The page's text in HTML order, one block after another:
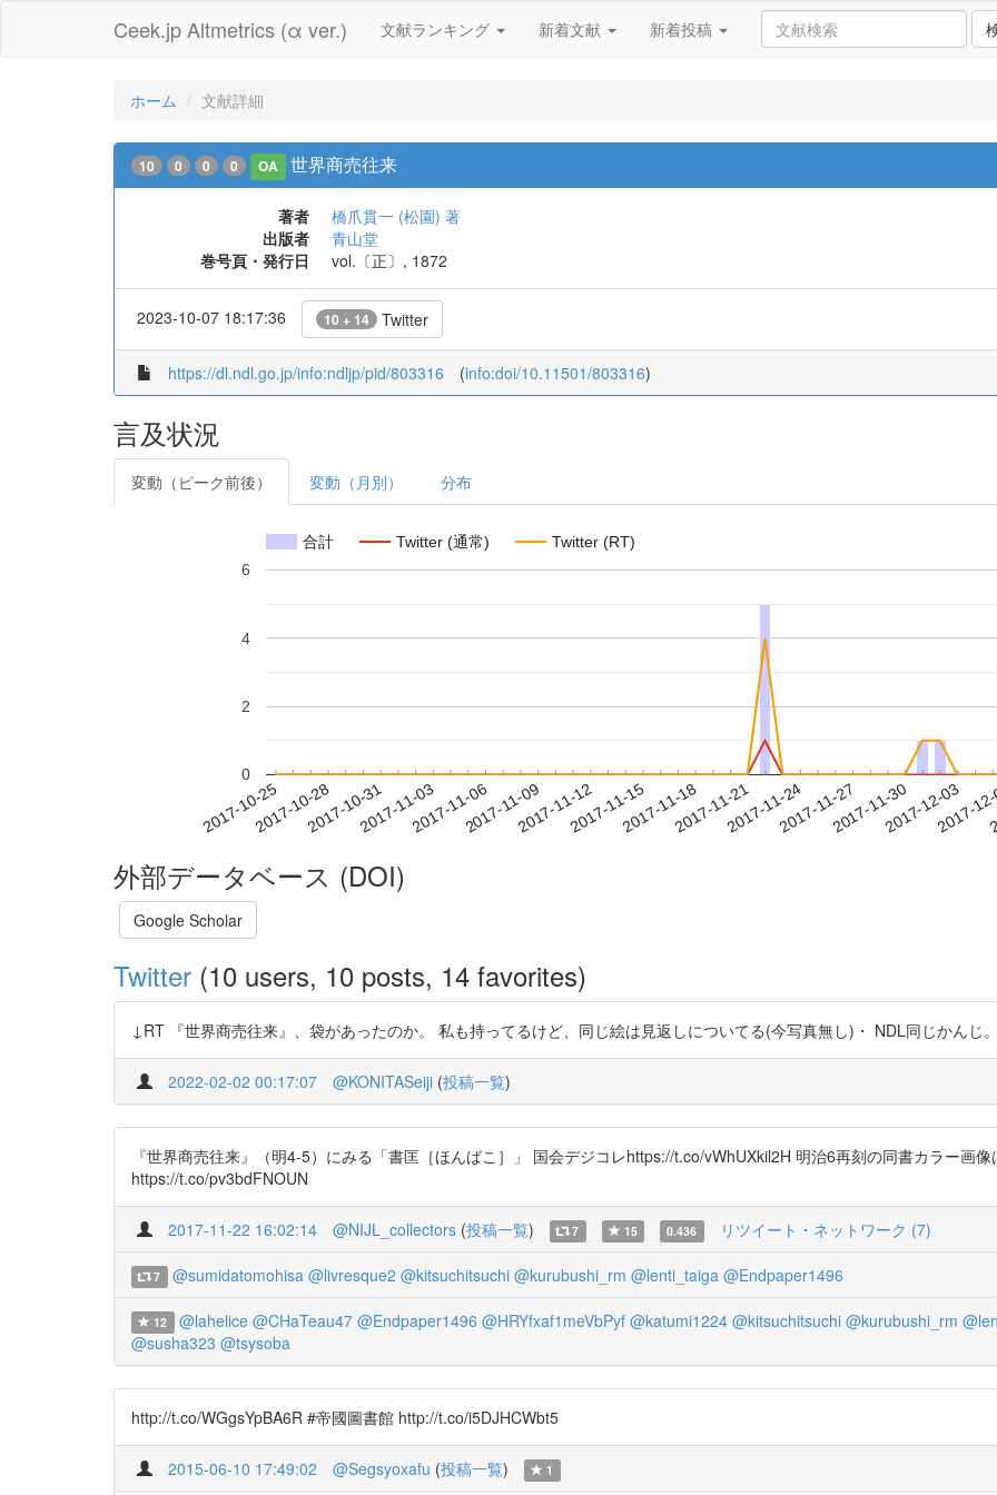
Ceek.jp Altmetrics (α ver.) 文献ランキング 新着文献 新着投稿
ホーム 文献詳細
10 0 0 0 OA 世界商売往来
著者
橋爪貫一 (松園) 著
出版者
青山堂
巻号頁・発行日
vol.〔正〕, 1872
2023-10-07 18:17:36 10 + 14 Twitter
https://dl.ndl.go.jp/info:ndljp/pid/803316 (info:doi/10.11501/803316)
言及状況
変動（ピーク前後） 変動（月別） 分布
合計 Twitter (通常) Twitter (RT)
2017-10-252017-10-282017-10-312017-11-032017-11-062017-11-092017-11-122017-11-152017-11-182017-11-212017-11-242017-11-272017-11-302017-12-03
2017-
0
2
4
6
外部データベース (DOI)
Google Scholar
Twitter (10 users, 10 posts, 14 favorites)
↓RT 『世界商売往来』、袋があったのか。 私も持ってるけど、同じ絵は見返しについてる(今写真無し)・ NDL同じかんじ
2022-02-02 00:17:07 @KONITASeiji (投稿一覧)
『世界商売往来』（明4-5）にみる「書匡［ほんばこ］」 国会デジコレhttps://t.co/vWhUXkil2H 明治6再刻の同書カラー画
https://t.co/pv3bdFNOUN
2017-11-22 16:02:14 @NIJL_collectors (投稿一覧) 7 15 0.436 リツイート・ネットワーク (7)
7 @sumidatomohisa @livresque2 @kitsuchitsuchi @kurubushi_rm @lenti_taiga @Endpaper1496
12 @lahelice @CHaTeau47 @Endpaper1496 @HRYfxaf1meVbPyf @katumi1224 @kitsuchitsuchi @kurubushi_rm
@susha323 @tsysoba
http://t.co/WGgsYpBA6R #帝國圖書館 http://t.co/i5DJHCWbt5
2015-06-10 17:49:02 @Segsyoxafu (投稿一覧) 1